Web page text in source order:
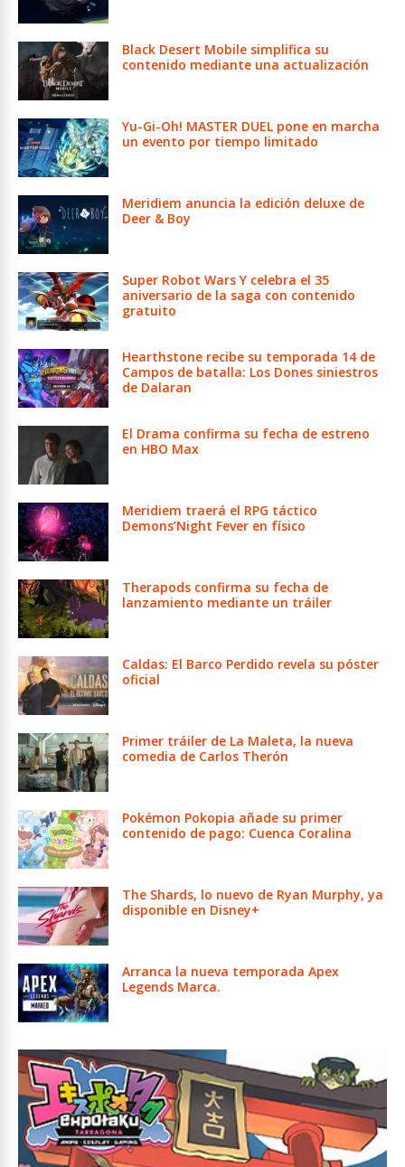
Black Desert Mobile simplifica su
contenido mediante una actualización
Yu-Gi-Oh! MASTER DUEL pone en marcha
un evento por tiempo limitado
Meridiem anuncia la edición deluxe de
Deer & Boy
Super Robot Wars Y celebra el 35
aniversario de la saga con contenido
gratuito
Hearthstone recibe su temporada 14 de
Campos de batalla: Los Dones siniestros
de Dalaran
El Drama confirma su fecha de estreno
en HBO Max
Meridiem traerá el RPG táctico
Demons’Night Fever en físico
Therapods confirma su fecha de
lanzamiento mediante un tráiler
Caldas: El Barco Perdido revela su póster
oficial
Primer tráiler de La Maleta, la nueva
comedia de Carlos Therón
Pokémon Pokopia añade su primer
contenido de pago: Cuenca Coralina
The Shards, lo nuevo de Ryan Murphy, ya
disponible en Disney+
Arranca la nueva temporada Apex
Legends Marca.